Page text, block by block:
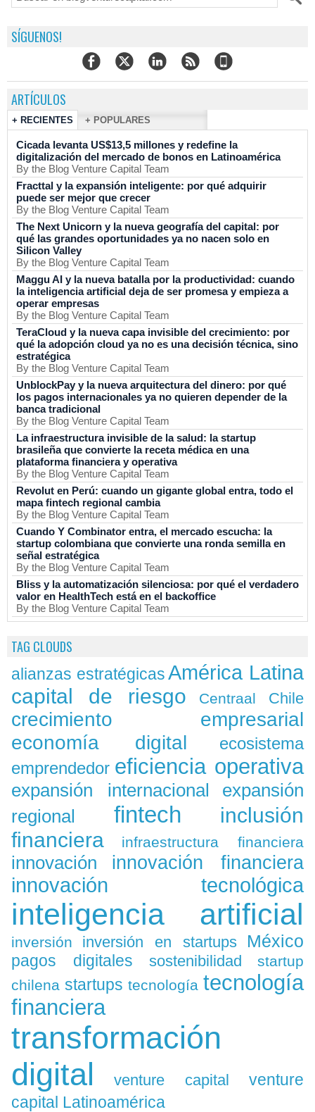
SÍGUENOS!
ARTÍCULOS
+ RECIENTES + POPULARES
Cicada levanta US$13,5 millones y redefine la
digitalización del mercado de bonos en Latinoamérica
By the Blog Venture Capital Team
Fracttal y la expansión inteligente: por qué adquirir
puede ser mejor que crecer
By the Blog Venture Capital Team
The Next Unicorn y la nueva geografía del capital: por
qué las grandes oportunidades ya no nacen solo en
Silicon Valley
By the Blog Venture Capital Team
Maggu AI y la nueva batalla por la productividad: cuando
la inteligencia artificial deja de ser promesa y empieza a
operar empresas
By the Blog Venture Capital Team
TeraCloud y la nueva capa invisible del crecimiento: por
qué la adopción cloud ya no es una decisión técnica, sino
estratégica
By the Blog Venture Capital Team
UnblockPay y la nueva arquitectura del dinero: por qué
los pagos internacionales ya no quieren depender de la
banca tradicional
By the Blog Venture Capital Team
La infraestructura invisible de la salud: la startup
brasileña que convierte la receta médica en una
plataforma financiera y operativa
By the Blog Venture Capital Team
Revolut en Perú: cuando un gigante global entra, todo el
mapa fintech regional cambia
By the Blog Venture Capital Team
Cuando Y Combinator entra, el mercado escucha: la
startup colombiana que convierte una ronda semilla en
señal estratégica
By the Blog Venture Capital Team
Bliss y la automatización silenciosa: por qué el verdadero
valor en HealthTech está en el backoffice
By the Blog Venture Capital Team
TAG CLOUDS
alianzas estratégicas América Latina
capital de riesgo Centraal Chile
crecimiento empresarial
economía digital
ecosistema
emprendedor eficiencia operativa
expansión internacional
expansión
regional
fintech
inclusión
financiera
infraestructura financiera
innovación innovación financiera
innovación tecnológica
inteligencia artificial
inversión inversión en startups México
pagos digitales sostenibilidad
startup
chilena startups tecnología tecnología
financiera
transformación
digital
venture capital
venture
capital Latinoamérica